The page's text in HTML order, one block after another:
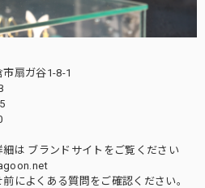
扇ガ谷1-8-1
細は ブランドサイト をご覧ください
前によくある質問をご確認ください。